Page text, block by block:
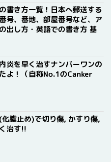
書き方一覧！日本へ郵送する
号、番地、部屋番号など、ア
出し方・英語での書き方 基
炎を早く治すナンバーワンの
よ！（自称No.1のCanker
膿止め)で切り傷, かすり傷,
治す!!